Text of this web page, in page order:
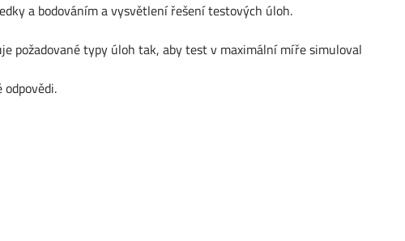
a bodováním a vysvětlení řešení testových úloh.
požadované typy úloh tak, aby test v maximální míře simuloval